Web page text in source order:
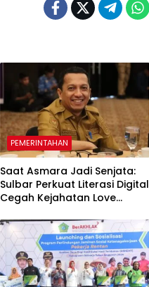
PEMERINTAHAN
Saat Asmara Jadi Senjata:
Sulbar Perkuat Literasi Digital
Cegah Kejahatan Love